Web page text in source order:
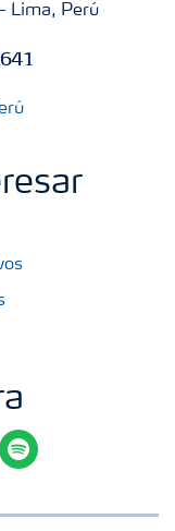
Lima, Perú
spotify